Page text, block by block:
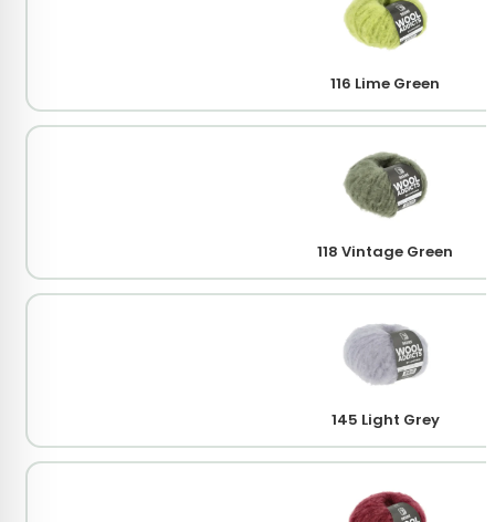
116 Lime Green
118 Vintage Green
145 Light Grey